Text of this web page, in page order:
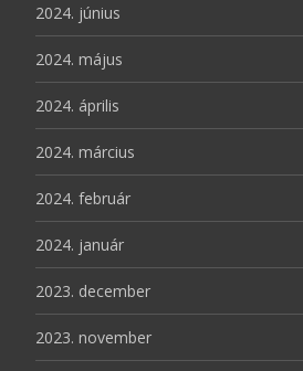
2024. június
2024. május
2024. április
2024. március
2024. február
2024. január
2023. december
2023. november